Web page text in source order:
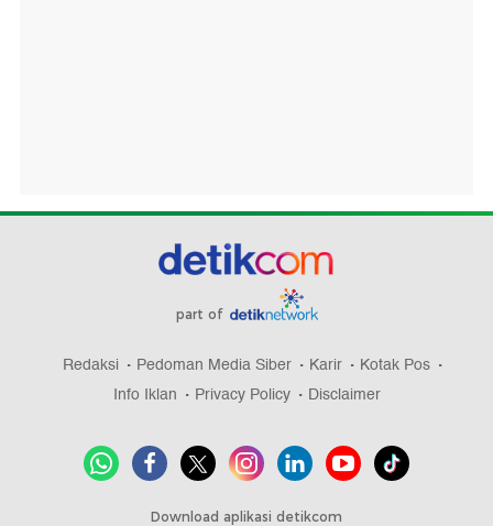
part of
Redaksi Pedoman Media Siber Karir
Kotak Pos
Info Iklan
Privacy Policy Disclaimer
Download aplikasi detikcom